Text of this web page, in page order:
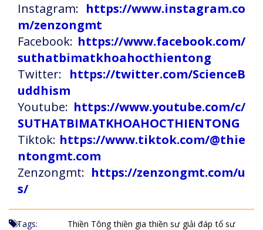
Instagram: https://www.instagram.co
m/zenzongmt
Facebook: https://www.facebook.com/
suthatbimatkhoahocthientong
Twitter: https://twitter.com/ScienceB
uddhism
Youtube: https://www.youtube.com/c/
SUTHATBIMATKHOAHOCTHIENTONG
Tiktok: https://www.tiktok.com/@thie
ntongmt.com
Zenzongmt: https://zenzongmt.com/u
s/
Tags: Thiền Tông thiền gia thiền sư giải đáp tổ sư